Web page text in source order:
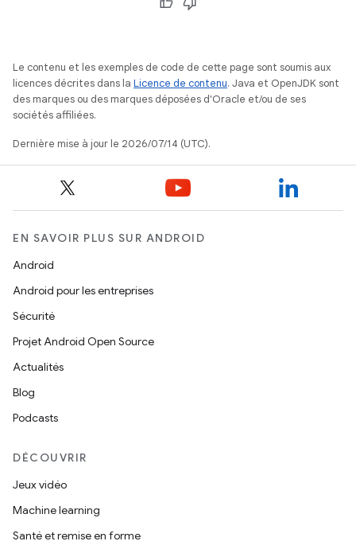
Le contenu et les exemples de code de cette page sont soumis aux
licences décrites dans la Licence de contenu. Java et OpenJDK sont
des marques ou des marques déposées d'Oracle et/ou de ses
sociétés affiliées.
Dernière mise à jour le 2026/07/14 (UTC).
EN SAVOIR PLUS SUR ANDROID
Android
Android pour les entreprises
Sécurité
Projet Android Open Source
Actualités
Blog
Podcasts
DÉCOUVRIR
Jeux vidéo
Machine learning
Santé et remise en forme